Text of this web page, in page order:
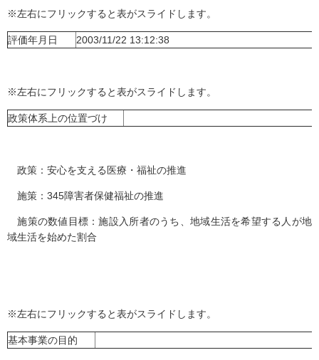
※左右にフリックすると表がスライドします。
評価年月日 2003/11/22 13:12:38
※左右にフリックすると表がスライドします。
政策体系上の位置づけ
政策：安心を支える医療・福祉の推進
施策：345障害者保健福祉の推進
施策の数値目標：施設入所者のうち、地域生活を希望する人が地
域生活を始めた割合
※左右にフリックすると表がスライドします。
基本事業の目的